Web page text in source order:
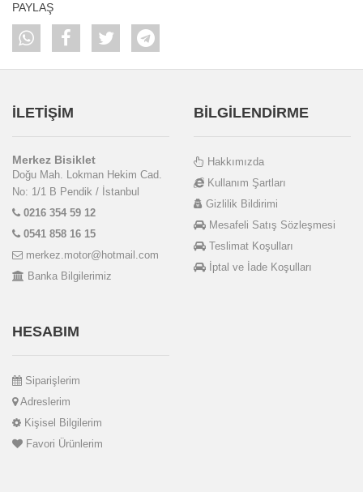
PAYLAŞ
İLETİŞİM
Merkez Bisiklet
Doğu Mah. Lokman Hekim Cad.
No: 1/1 B Pendik / İstanbul
0216 354 59 12
0541 858 16 15
merkez.motor@hotmail.com
Banka Bilgilerimiz
BİLGİLENDİRME
Hakkımızda
Kullanım Şartları
Gizlilik Bildirimi
Mesafeli Satış Sözleşmesi
Teslimat Koşulları
İptal ve İade Koşulları
HESABIM
Siparişlerim
Adreslerim
Kişisel Bilgilerim
Favori Ürünlerim